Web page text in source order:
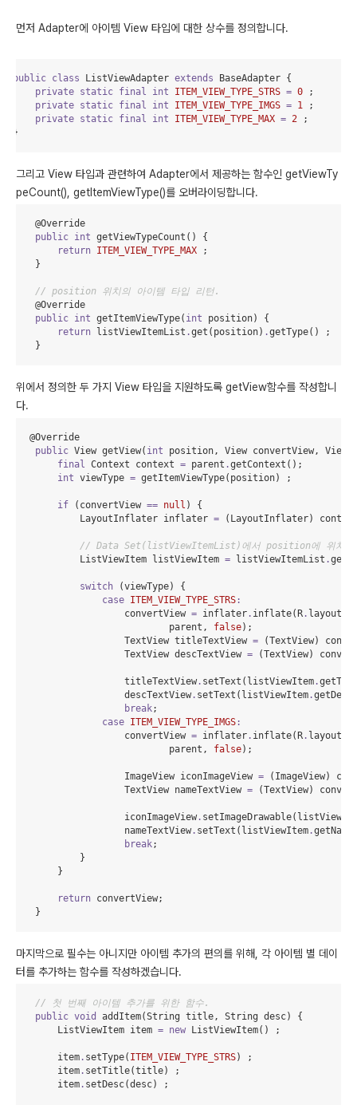
먼저 Adapter에 아이템 View 타입에 대한 상수를 정의합니다.
public class ListViewAdapter extends BaseAdapter {
private static final int ITEM_VIEW_TYPE_STRS = 0 ;
private static final int ITEM_VIEW_TYPE_IMGS = 1
;
private static final int ITEM_VIEW_TYPE_MAX = 2 ;
}
그리고 View 타입과 관련하여 Adapter에서 제공하는 함수인 getViewTy
peCount(), getItemViewType()를 오버라이딩합니다.
    @
Override
public int getViewTypeCount() {
return ITEM_VIEW_TYPE_MAX ;
    }
// position 위치의 아이템 타입 리턴.
    @
Override
public int getItemViewType( int position) {
return listViewItemList .get(position) .getType() ;
    }
위에서 정의한 두 가지 View 타입을 지원하도록 getView함수를 작성합니
다.
   @
Override
public View getView( int position, View convertView,
final
Context context = parent .getContext();
int viewType = getItemViewType(position) ;
if (convertView == null ) {
LayoutInflater inflater = ( LayoutInflater)
// Data Set(listViewItemList)에서 position에 위치한
ListViewItem listViewItem = listViewItemList .
switch (viewType) {
case ITEM_VIEW_TYPE_STRS :
                    convertView
= inflater . inflate(R . layout
                            parent,
false);
TextView titleTextView = (TextView)
TextView descTextView = (TextView)
                    titleTextView
. setText(listViewItem .
                    descTextView
. setText(listViewItem .
break;
case ITEM_VIEW_TYPE_IMGS :
                    convertView
= inflater . inflate(R . layout
                            parent,
false);
ImageView iconImageView = ( ImageView)
TextView nameTextView = (TextView)
                    iconImageView
.
                    nameTextView
. setText(listViewItem .
break;
            }
        }
return convertView;
    }
마지막으로 필수는 아니지만 아이템 추가의 편의를 위해, 각 아이템 별 데이
터를 추가하는 함수를 작성하겠습니다.
// 첫 번째 아이템 추가를 위한 함수.
public void addItem(String title, String desc) {
ListViewItem item = new ListViewItem() ;
        item
. setType( ITEM_VIEW_TYPE_STRS) ;
        item
. setTitle(title) ;
        item
. setDesc(desc) ;